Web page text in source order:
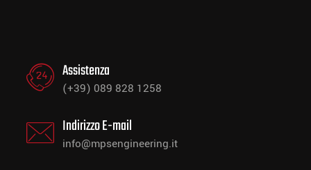
Assistenza
(+39) 089 828 1258
Indirizzo E-mail
info@mpsengineering.it